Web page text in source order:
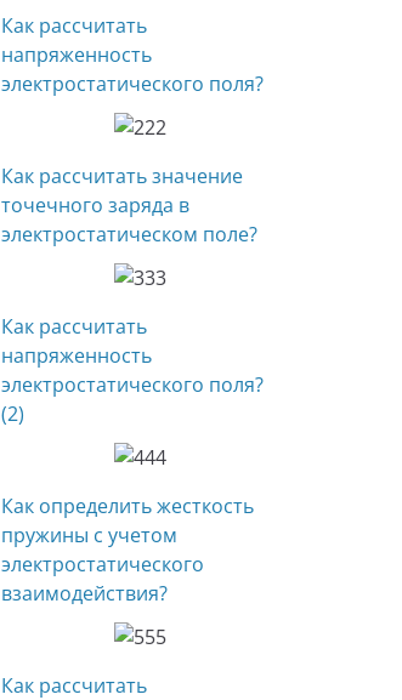
m p
p
Как рассчитать
напряженность
электростатического поля?
Как рассчитать значение
точечного заряда в
электростатическом поле?
Как рассчитать
напряженность
электростатического поля?
(2)
Как определить жесткость
пружины с учетом
электростатического
взаимодействия?
Как рассчитать